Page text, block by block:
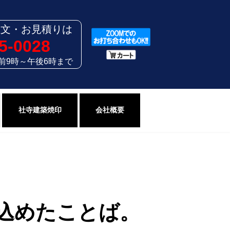
・お見積りは
0028
9時～午後6時まで
社寺建築焼印 会社概要
めたことば。